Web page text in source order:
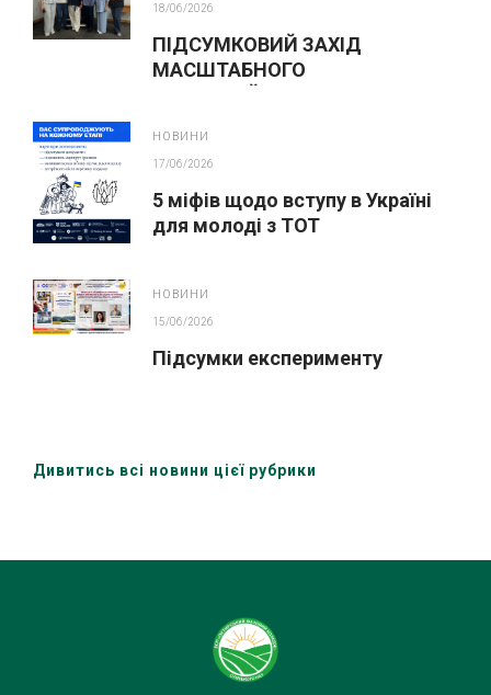
18/06/2026
ПІДСУМКОВИЙ ЗАХІД
МАСШТАБНОГО
НОВИНИ
17/06/2026
5 міфів щодо вступу в Україні
для молоді з ТОТ
НОВИНИ
15/06/2026
Підсумки експерименту
Дивитись всі новини цієї рубрики